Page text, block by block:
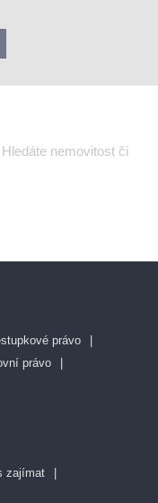
nemovitost či
právo
právo
zajímat